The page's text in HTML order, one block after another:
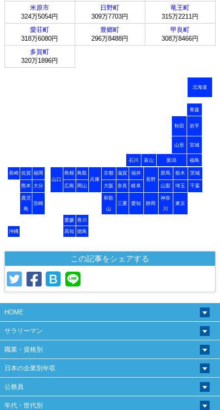
米原市
324万5054円
日野町
309万7703円
竜王町
315万2211円
愛荘町
318万6080円
豊郷町
296万8488円
甲良町
308万8466円
多賀町
320万1896円
北海道
青森
秋田 岩手
山形 宮城
石川 富山 新潟 福島
長崎 佐賀 福岡
山口
島根
鳥取
兵庫
京都 滋賀
福井
長野
群馬 栃木 茨城
熊本 大分 広島 岡山 大阪 奈良 岐阜 山梨 埼玉 千葉
鹿児
島
宮崎
和歌
山
三重 愛知 静岡
神奈
川
東京
愛媛 香川
沖縄 高知 徳島
この記事をシェアする
HOME
サラリーマン
職業・資格別
日本の企業別年収
公務員
年代・世代別